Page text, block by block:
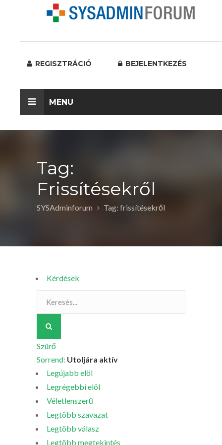
REGISZTRÁCIÓ BEJELENTKEZÉS
MENU
Tag:
Frissítésekről
SYSAdminforum Tag: frissítésekről
Kérdések
Szürő
Sorrend: Utoljára aktív
Legújabb elöl
Legrégebbi elöl
Véletlenszerű
Legtöbb szavazat
Legtöbb válasz
Legtöbb megtekintés